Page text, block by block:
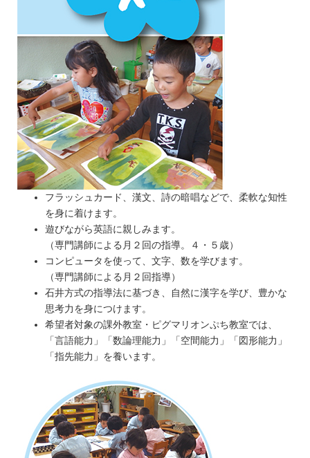
フラッシュカード、漢文、詩の暗唱などで、柔軟な知性
を身に着けます。
遊びながら英語に親しみます。
（専門講師による月２回の指導。４・５歳）
コンピュータを使って、文字、数を学びます。
（専門講師による月２回指導）
石井方式の指導法に基づき、自然に漢字を学び、豊かな
思考力を身につけます。
希望者対象の課外教室・ピグマリオンぷち教室では、
「言語能力」「数論理能力」「空間能力」「図形能力」
「指先能力」を養います。